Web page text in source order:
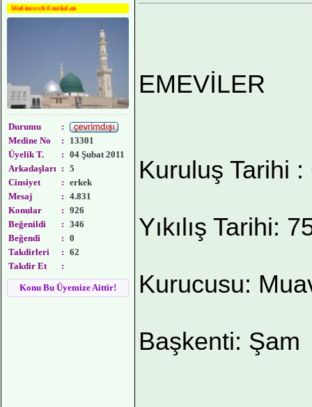
Medineweb Emekdarı
Durumu
:
Medine No
:
13301
Üyelik T.
: 04 Şubat 2011
Arkadaşları : 5
Cinsiyet
: erkek
Mesaj
: 4.831
Konular
: 926
Beğenildi
: 346
Beğendi
: 0
Takdirleri
: 62
Takdir Et
:
Konu Bu Üyemize Aittir!
EMEVİLER
Kuruluş Tarihi :
Yıkılış Tarihi:
Kurucusu:
Başkenti: Şam